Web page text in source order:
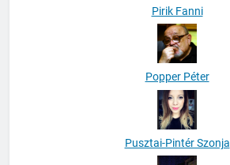
Pirik Fanni
Popper Péter
Pusztai-Pintér Szonja